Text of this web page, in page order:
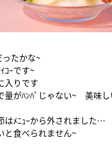
たかな~
ｺｰです~
入りです
量がﾊﾝﾊﾟじゃない~ 美味し
はﾒﾆｭｰから外されました…
と食べられません~